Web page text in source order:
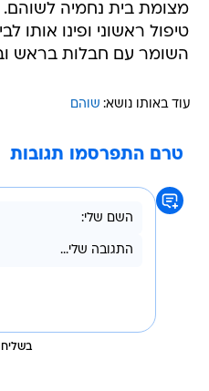
מצומת בית נחמיה לשוהם.
טיפול ראשוני ופינו אותו
השומר עם חבלות בראש
עוד באותו נושא: שוהם
טרם התפרסמו תגובות